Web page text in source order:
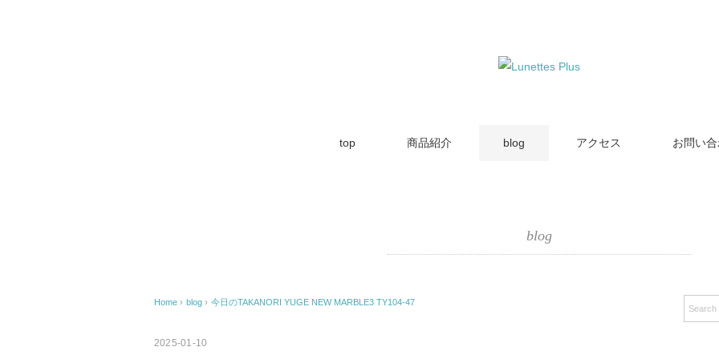
top 商品紹介 blog アクセス お問い
blog
Home › blog › 今日のTAKANORI YUGE NEW MARBLE3 TY104-47
2025-01-10